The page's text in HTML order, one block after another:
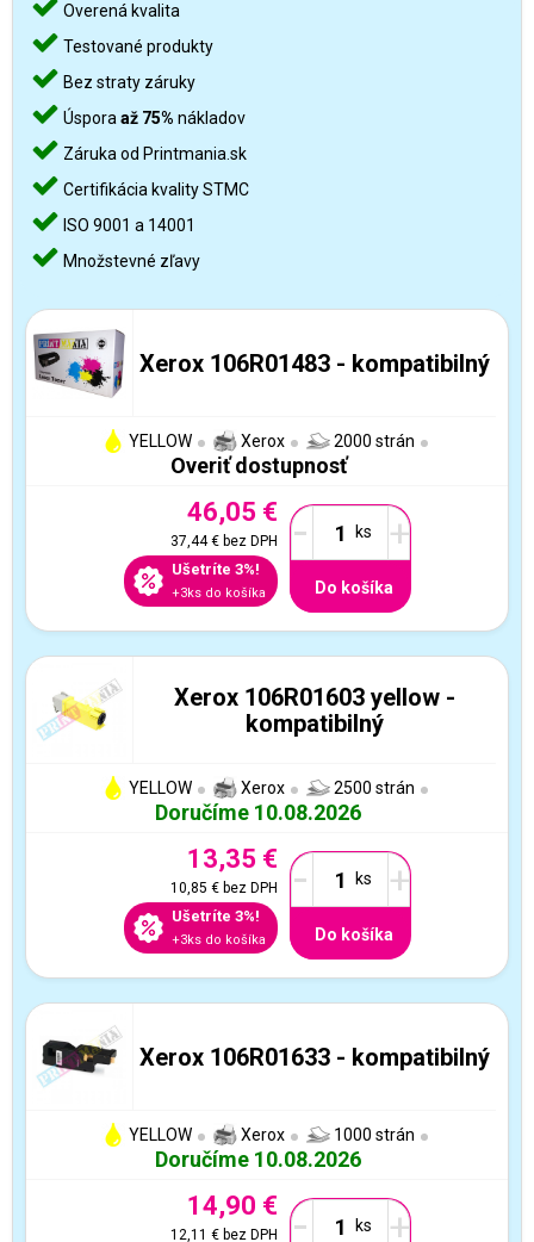
Overená kvalita
Testované produkty
Bez straty záruky
Úspora až 75% nákladov
Záruka od Printmania.sk
Certifikácia kvality STMC
ISO 9001 a 14001
Množstevné zľavy
Xerox 106R01483 - kompatibilný
YELLOW Xerox 2000 strán
Overiť dostupnosť
46,05 €
37,44 €bez DPH
Ušetríte 3%!
+3ks do košíka
- +
Do košíka
Xerox 106R01603 yellow -
kompatibilný
YELLOW Xerox 2500 strán
Doručíme 10.08.2026
13,35 €
10,85 €bez DPH
Ušetríte 3%!
+3ks do košíka
- +
Do košíka
Xerox 106R01633 - kompatibilný
YELLOW Xerox 1000 strán
Doručíme 10.08.2026
14,90 €
12,11 €bez DPH - +